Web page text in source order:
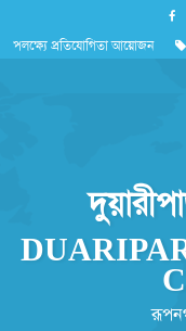
প্রতিযোগিতা আয়োজন